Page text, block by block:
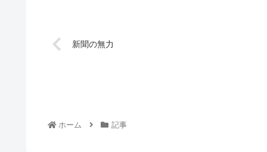
新聞の無力
ホーム 記事